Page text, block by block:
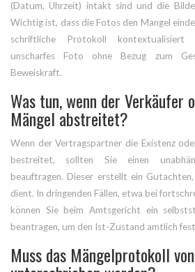
(Datum, Uhrzeit) intakt sind und die
Wichtig ist, dass die Fotos den Mangel
schriftliche Protokoll kontextualisiert
unscharfes Foto ohne Bezug zum
Beweiskraft.
Was tun, wenn der Verkäufer
Mängel abstreitet?
Wenn der Vertragspartner die Existenz
bestreitet, sollten Sie einen
beauftragen. Dieser erstellt ein
dient. In dringenden Fällen, etwa bei
können Sie beim Amtsgericht ein
beantragen, um den Ist-Zustand amtlich
Muss das Mängelprotokoll